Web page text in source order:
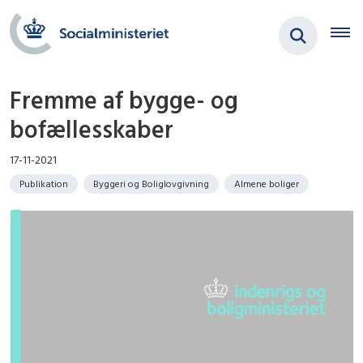
Fremme af bygge- og
bofællesskaber
17-11-2021
Publikation Byggeri og Boliglovgivning Almene boliger